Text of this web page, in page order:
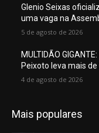
Glenio Seixas
uma vaga na
5 de agosto de 2026
MULTIDÃO
Peixoto leva mais
4 de agosto de 2026
Mais populares